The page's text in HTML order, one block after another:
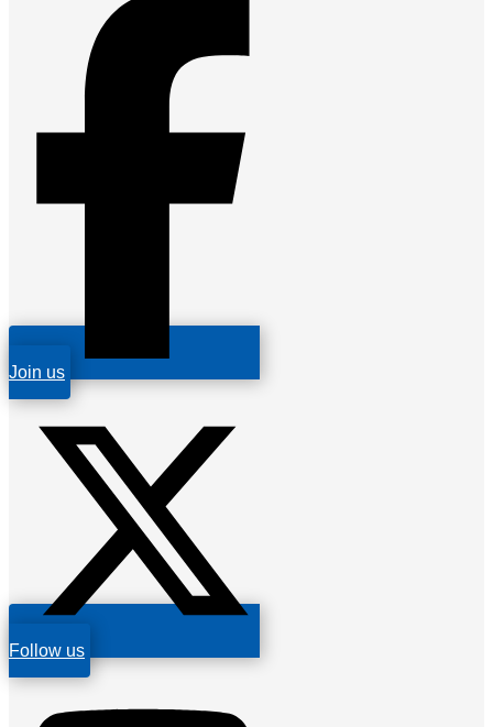
Join us
Follow us